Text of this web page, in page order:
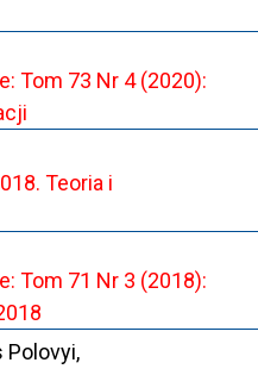
Tom 73 Nr 4 (2020):
Teoria i
Tom 71 Nr 3 (2018):
Polovyi,